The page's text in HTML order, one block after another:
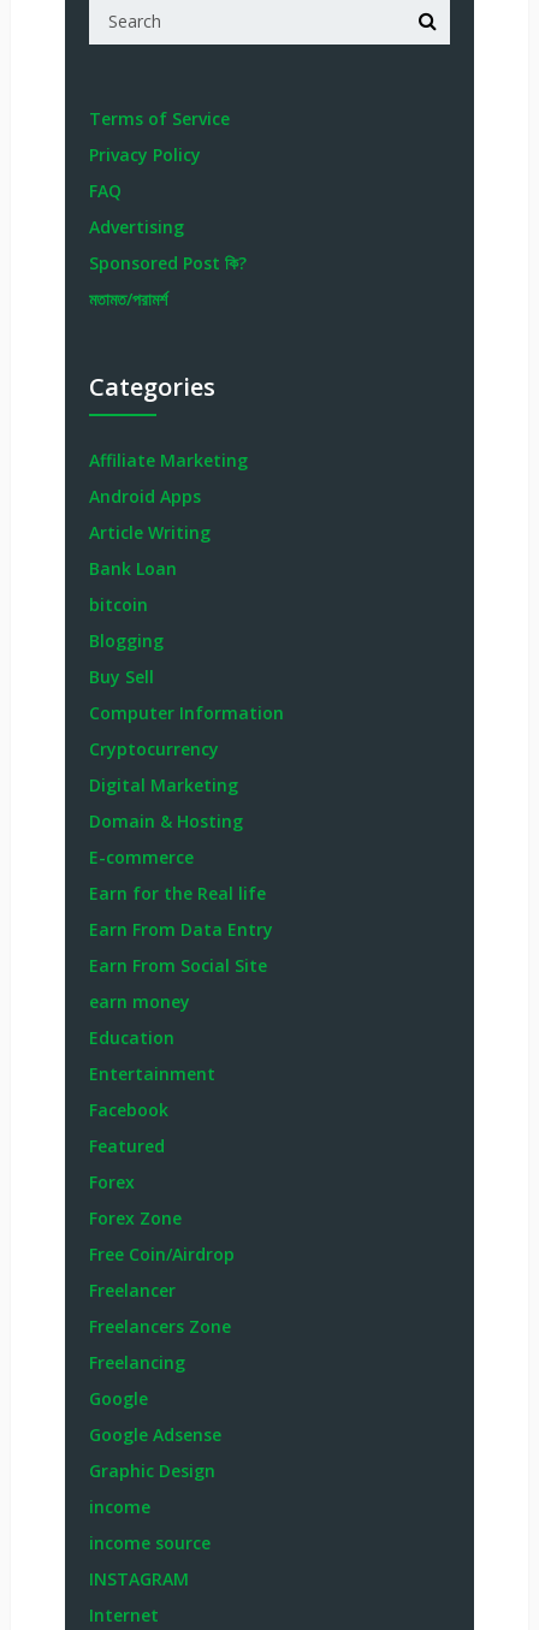
Terms of Service
Privacy Policy
FAQ
Advertising
Sponsored Post কি?
মতামত/পরামর্শ
Categories
Affiliate Marketing
Android Apps
Article Writing
Bank Loan
bitcoin
Blogging
Buy Sell
Computer Information
Cryptocurrency
Digital Marketing
Domain & Hosting
E-commerce
Earn for the Real life
Earn From Data Entry
Earn From Social Site
earn money
Education
Entertainment
Facebook
Featured
Forex
Forex Zone
Free Coin/Airdrop
Freelancer
Freelancers Zone
Freelancing
Google
Google Adsense
Graphic Design
income
income source
INSTAGRAM
Internet